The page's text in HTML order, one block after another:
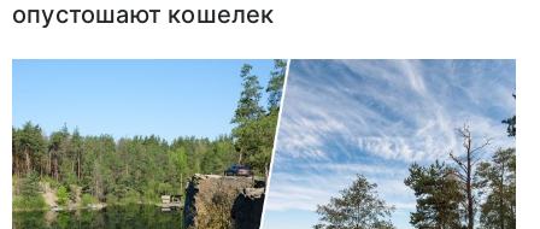
опустошают кошелек